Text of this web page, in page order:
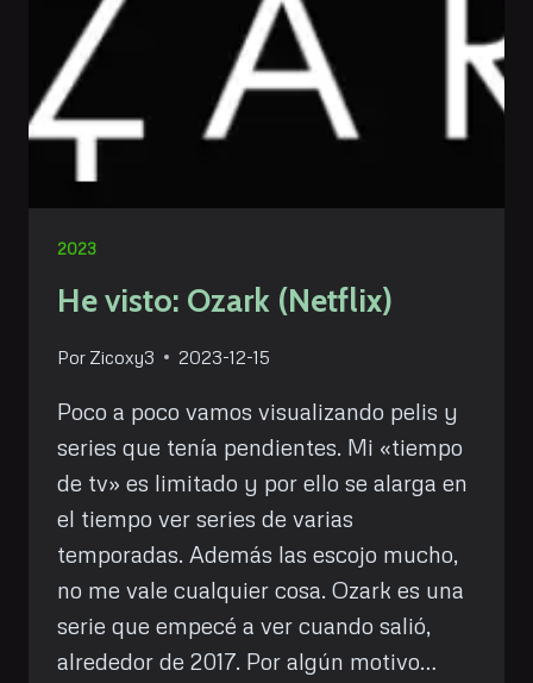
2023
He visto: Ozark (Netflix)
Por Zicoxy3 2023-12-15
Poco a poco vamos visualizando pelis y
series que tenía pendientes. Mi «tiempo
de tv» es limitado y por ello se alarga en
el tiempo ver series de varias
temporadas. Además las escojo mucho,
no me vale cualquier cosa. Ozark es una
serie que empecé a ver cuando salió,
alrededor de 2017. Por algún motivo…